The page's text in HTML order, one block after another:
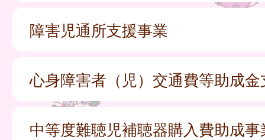
障害児通所支援事業
心身障害者（児）交通費等助成
中等度難聴児補聴器購入費助成事